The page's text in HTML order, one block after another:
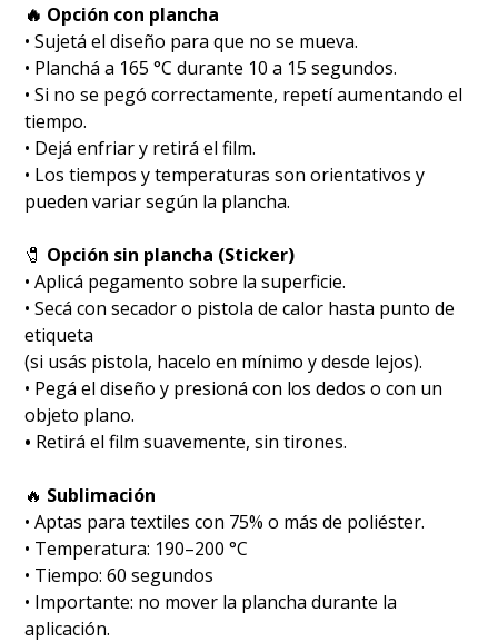
🔥 Opción con plancha
• Sujetá el diseño para que no se mueva.
• Planchá a 165 °C durante 10 a 15 segundos.
• Si no se pegó correctamente, repetí aumentando el
tiempo.
• Dejá enfriar y retirá el film.
• Los tiempos y temperaturas son orientativos y
pueden variar según la plancha.
🧷 Opción sin plancha (Sticker)
• Aplicá pegamento sobre la superficie.
• Secá con secador o pistola de calor hasta punto de
etiqueta
(si usás pistola, hacelo en mínimo y desde lejos).
• Pegá el diseño y presioná con los dedos o con un
objeto plano.
• Retirá el film suavemente, sin tirones.
🔥 Sublimación
•⁠ ⁠Aptas para textiles con 75% o más de poliéster.
•⁠ ⁠Temperatura: 190–200 °C
•⁠ ⁠Tiempo: 60 segundos
•⁠ ⁠Importante: no mover la plancha durante la
aplicación.